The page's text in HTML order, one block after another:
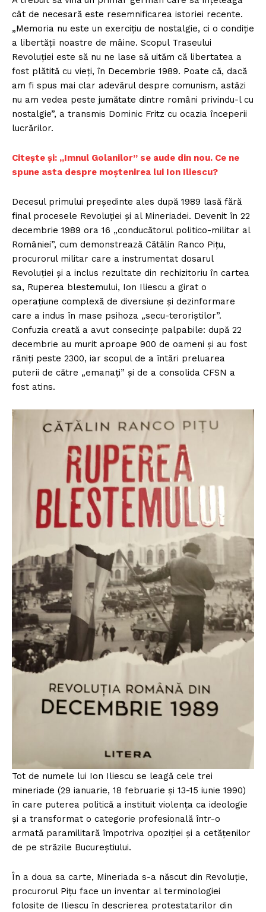
cât de necesară este resemnificarea istoriei recente.
„Memoria nu este un exercițiu de nostalgie, ci o condiție
a libertății noastre de mâine. Scopul Traseului
Revoluției este să nu ne lase să uităm că libertatea a
fost plătită cu vieți, în Decembrie 1989. Poate că, dacă
am fi spus mai clar adevărul despre comunism, astăzi
nu am vedea peste jumătate dintre români privindu-l cu
nostalgie”, a transmis Dominic Fritz cu ocazia începerii
lucrărilor.
Citește și: „Imnul Golanilor” se aude din nou. Ce ne
spune asta despre moștenirea lui Ion Iliescu?
Decesul primului președinte ales după 1989 lasă fără
final procesele Revoluției și al Mineriadei. Devenit în 22
decembrie 1989 ora 16 „conducătorul politico-militar al
României”, cum demonstrează Cătălin Ranco Pițu,
procurorul militar care a instrumentat dosarul
Revoluției și a inclus rezultate din rechizitoriu în cartea
sa, Ruperea blestemului, Ion Iliescu a girat o
operațiune complexă de diversiune și dezinformare
care a indus în mase psihoza „secu-teroriștilor”.
Confuzia creată a avut consecințe palpabile: după 22
decembrie au murit aproape 900 de oameni și au fost
răniți peste 2300, iar scopul de a întări preluarea
puterii de către „emanați” și de a consolida CFSN a
fost atins.
Tot de numele lui Ion Iliescu se leagă cele trei
mineriade (29 ianuarie, 18 februarie și 13-15 iunie 1990)
în care puterea politică a instituit violența ca ideologie
și a transformat o categorie profesională într-o
armată paramilitară împotriva opoziției și a cetățenilor
de pe străzile Bucureștiului.
În a doua sa carte, Mineriada s-a născut din Revoluție,
procurorul Pițu face un inventar al terminologiei
folosite de Iliescu în descrierea protestatarilor din